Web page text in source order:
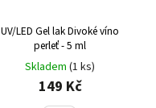
UV/LED Gel lak Divoké víno
perleť - 5 ml
Skladem (1 ks)
149 Kč